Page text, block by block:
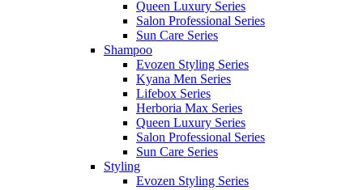
Queen Luxury Series
Salon Professional Series
Sun Care Series
Shampoo
Evozen Styling Series
Kyana Men Series
Lifebox Series
Herboria Max Series
Queen Luxury Series
Salon Professional Series
Sun Care Series
Styling
Evozen Styling Series